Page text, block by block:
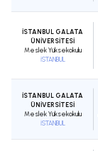
İSTANBUL GALATA
ÜNİVERSİTESİ
Meslek Yüksekokulu
İSTANBUL
İSTANBUL GALATA
ÜNİVERSİTESİ
Meslek Yüksekokulu
İSTANBUL